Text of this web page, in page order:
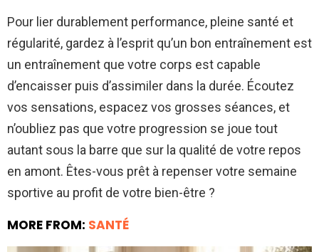
Pour lier durablement performance, pleine santé et
régularité, gardez à l’esprit qu’un bon entraînement est
un entraînement que votre corps est capable
d’encaisser puis d’assimiler dans la durée. Écoutez
vos sensations, espacez vos grosses séances, et
n’oubliez pas que votre progression se joue tout
autant sous la barre que sur la qualité de votre repos
en amont. Êtes-vous prêt à repenser votre semaine
sportive au profit de votre bien-être ?
MORE FROM: SANTÉ